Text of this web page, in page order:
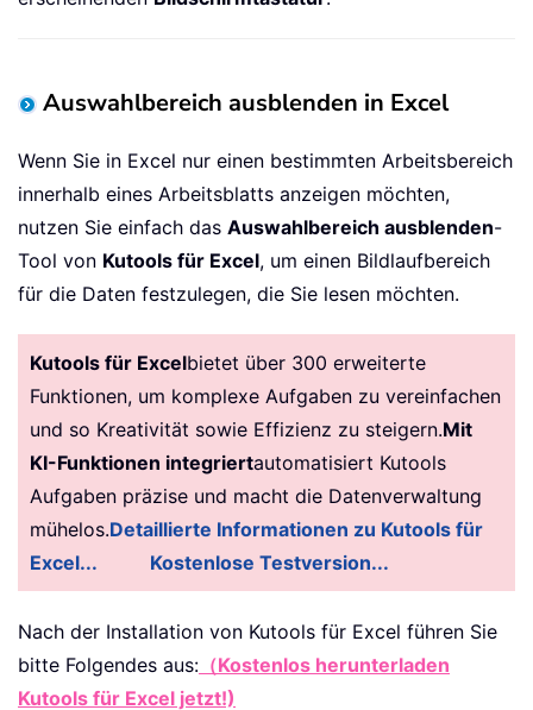
Auswahlbereich ausblenden in Excel
Wenn Sie in Excel nur einen bestimmten Arbeitsbereich
innerhalb eines Arbeitsblatts anzeigen möchten,
nutzen Sie einfach das Auswahlbereich ausblenden-
Tool von Kutools für Excel, um einen Bildlaufbereich
für die Daten festzulegen, die Sie lesen möchten.
Kutools für Excelbietet über 300 erweiterte
Funktionen, um komplexe Aufgaben zu vereinfachen
und so Kreativität sowie Effizienz zu steigern.Mit
KI-Funktionen integriertautomatisiert Kutools
Aufgaben präzise und macht die Datenverwaltung
mühelos.Detaillierte Informationen zu Kutools für
Excel...
Kostenlose Testversion...
Nach der Installation von Kutools für Excel führen Sie
bitte Folgendes aus: （Kostenlos herunterladen
Kutools für Excel jetzt!)